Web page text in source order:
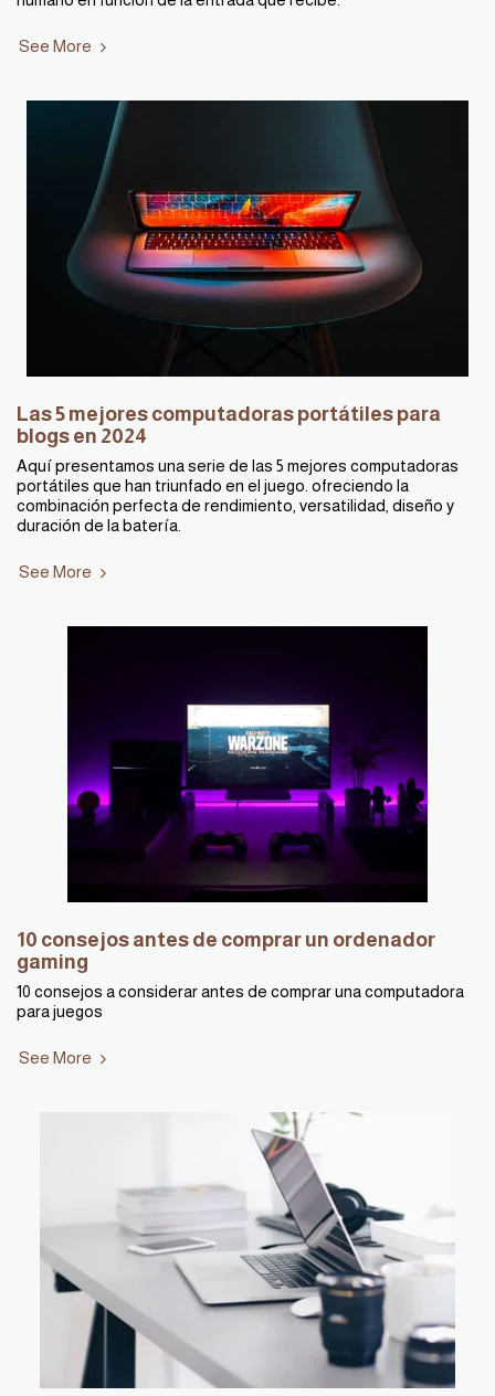
See More
Las 5 mejores computadoras portátiles para
blogs en 2024
Aquí presentamos una serie de las 5 mejores computadoras
portátiles que han triunfado en el juego. ofreciendo la
combinación perfecta de rendimiento, versatilidad, diseño y
duración de la batería.
See More
10 consejos antes de comprar un ordenador
gaming
10 consejos a considerar antes de comprar una computadora
para juegos
See More